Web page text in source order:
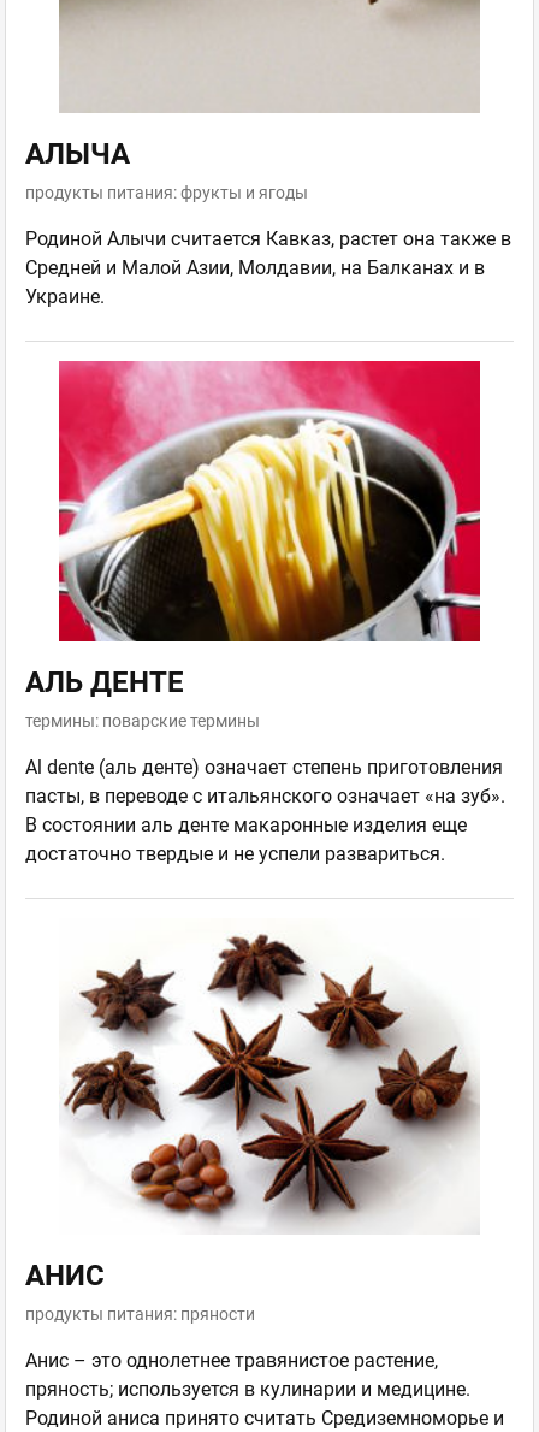
АЛЫЧА
продукты питания: фрукты и ягоды
Родиной Алычи считается Кавказ, растет она также в
Средней и Малой Азии, Молдавии, на Балканах и в
Украине.
АЛЬ ДЕНТЕ
термины: поварские термины
Al dente (аль денте) означает степень приготовления
пасты, в переводе с итальянского означает «на зуб».
В состоянии аль денте макаронные изделия еще
достаточно твердые и не успели развариться.
АНИС
продукты питания: пряности
Анис – это однолетнее травянистое растение,
пряность; используется в кулинарии и медицине.
Родиной аниса принято считать Средиземноморье и